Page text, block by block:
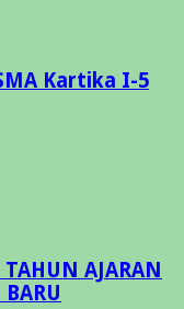
Kartika I-5
AJARAN